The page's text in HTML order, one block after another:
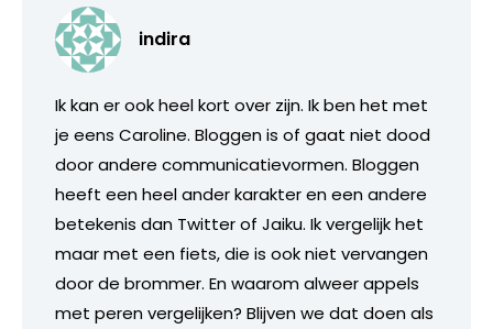
indira
Ik kan er ook heel kort over zijn. Ik ben het met
je eens Caroline. Bloggen is of gaat niet dood
door andere communicatievormen. Bloggen
heeft een heel ander karakter en een andere
betekenis dan Twitter of Jaiku. Ik vergelijk het
maar met een fiets, die is ook niet vervangen
door de brommer. En waarom alweer appels
met peren vergelijken? Blijven we dat doen als